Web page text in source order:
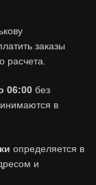
заказы
06:00 без
в
определяется в
и